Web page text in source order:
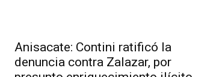
Anisacate: Contini ratificó la
denuncia contra Zalazar, por